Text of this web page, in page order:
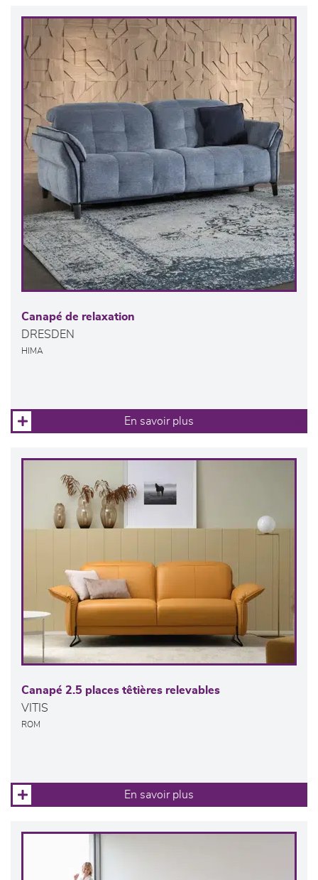
Canapé de relaxation
DRESDEN
HIMA
En savoir plus
Canapé 2.5 places têtières relevables
VITIS
ROM
En savoir plus